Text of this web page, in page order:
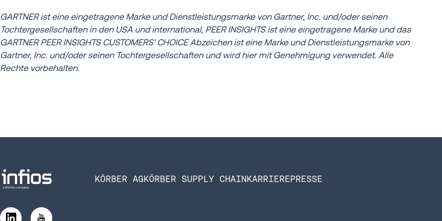
GARTNER ist eine eingetragene Marke und Dienstleistungsmarke von Gartner, Inc. und/oder seinen
Tochtergesellschaften in den USA und international, PEER INSIGHTS ist eine eingetragene Marke und das
GARTNER PEER INSIGHTS CUSTOMERS' CHOICE Abzeichen ist eine Marke und Dienstleistungsmarke von
Gartner, Inc. und/oder seinen Tochtergesellschaften und wird hier mit Genehmigung verwendet. Alle
Rechte vorbehalten.
KÖRBER AGKÖRBER SUPPLY CHAINKARRIEREPRESSE